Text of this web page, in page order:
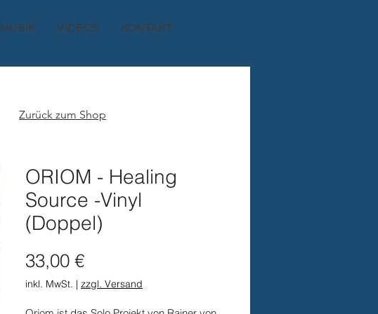
MUSIK VIDEOS KONTAKT
ORIOM - Healing
Source -Vinyl
(Doppel)
33,00 €Preis
inkl. MwSt. | zzgl. Versand
Zurück zum Shop